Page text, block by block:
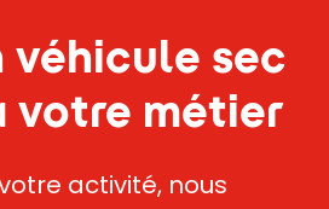
véhicule sec
votre métier
activité, nous